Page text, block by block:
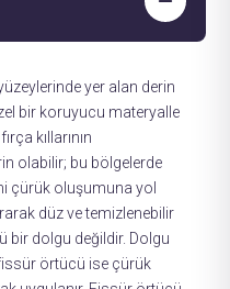
yer alan derin
bir koruyucu materyalle
kıllarının
olabilir; bu bölgelerde
çürük oluşumuna yol
düz ve temizlenebilir
bir dolgu değildir. Dolgu
örtücü ise çürük